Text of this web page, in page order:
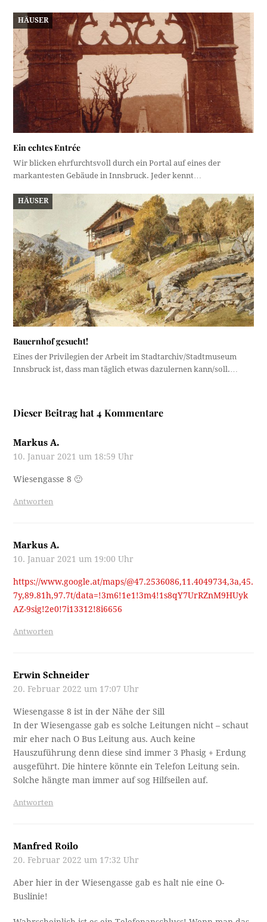
HÄUSER
Ein echtes Entrée
Wir blicken ehrfurchtsvoll durch ein Portal auf eines der
markantesten Gebäude in Innsbruck. Jeder kennt…
HÄUSER
Bauernhof gesucht!
Eines der Privilegien der Arbeit im Stadtarchiv/Stadtmuseum
Innsbruck ist, dass man täglich etwas dazulernen kann/soll.…
Dieser Beitrag hat 4 Kommentare
Markus A.
10. Januar 2021 um 18:59 Uhr
Wiesengasse 8 🙂
Antworten
Markus A.
10. Januar 2021 um 19:00 Uhr
https://www.google.at/maps/@47.2536086,11.4049734,3a,45.
7y,89.81h,97.7t/data=!3m6!1e1!3m4!1s8qY7UrRZnM9HUyk
AZ-9sig!2e0!7i13312!8i6656
Antworten
Erwin Schneider
20. Februar 2022 um 17:07 Uhr
Wiesengasse 8 ist in der Nähe der Sill
In der Wiesengasse gab es solche Leitungen nicht – schaut
mir eher nach O Bus Leitung aus. Auch keine
Hauszuführung denn diese sind immer 3 Phasig + Erdung
ausgeführt. Die hintere könnte ein Telefon Leitung sein.
Solche hängte man immer auf sog Hilfseilen auf.
Antworten
Manfred Roilo
20. Februar 2022 um 17:32 Uhr
Aber hier in der Wiesengasse gab es halt nie eine O-
Buslinie!